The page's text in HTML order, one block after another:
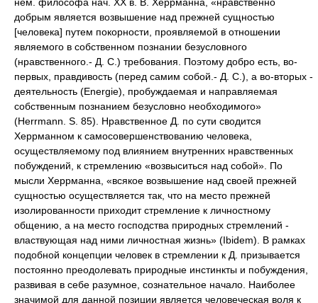
добрым является возвышение над прежней сущностью
[человека] путем покорности, проявляемой в отношении
являемого в собственном познании безусловного
(нравственного.- Д. С.) требования. Поэтому добро есть, во-
первых, правдивость (перед самим собой.- Д. С.), а во-вторых -
деятельность (Energie), пробуждаемая и направляемая
собственным познанием безусловно необходимого»
(Herrmann. S. 85). Нравственное Д. по сути сводится
Херрманном к самосовершенствованию человека,
осуществляемому под влиянием внутренних нравственных
побуждений, к стремлению «возвыситься над собой». По
мысли Херрманна, «всякое возвышение над своей прежней
сущностью осуществляется так, что на место прежней
изолированности приходит стремление к личностному
общению, а на место господства природных стремлений -
властвующая над ними личностная жизнь» (Ibidem). В рамках
подобной концепции человек в стремлении к Д. призывается
постоянно преодолевать природные инстинкты и побуждения,
развивая в себе разумное, сознательное начало. Наиболее
значимой для данной позиции является человеческая воля к